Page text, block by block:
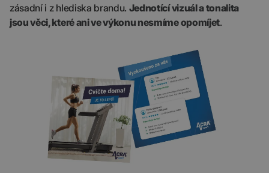
zásadní i z hlediska brandu. Jednotící vizuál a tonalita
jsou věci, které ani ve výkonu nesmíme opomíjet.